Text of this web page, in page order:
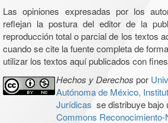
Las opiniones expresadas por los
reflejan la postura del editor de la
reproducción total o parcial de los textos
cuando se cite la fuente completa de
utilizar los textos aquí publicados con
Hechos y Derechos por
Autónoma de México,
Jurídicas se distribuye bajo
Commons